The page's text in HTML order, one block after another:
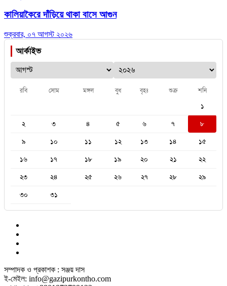
কালিয়াকৈরে দাঁড়িয়ে থাকা বাসে আগুন
শুক্রবার, ০৭ আগস্ট ২০২৬
আর্কাইভ
রবি সোম মঙ্গল বুধ বৃহঃ শুক্র শনি
১
২
৩ ৪ ৫ ৬ ৭
৮
৯
১০ ১১ ১২ ১৩ ১৪
১৫
১৬
১৭ ১৮ ১৯ ২০ ২১
২২
২৩
২৪ ২৫ ২৬ ২৭ ২৮
২৯
৩০
৩১
সম্পাদক ও প্রকাশক : সঞ্জয় দাস
ই-মেইল: info@gazipurkontho.com